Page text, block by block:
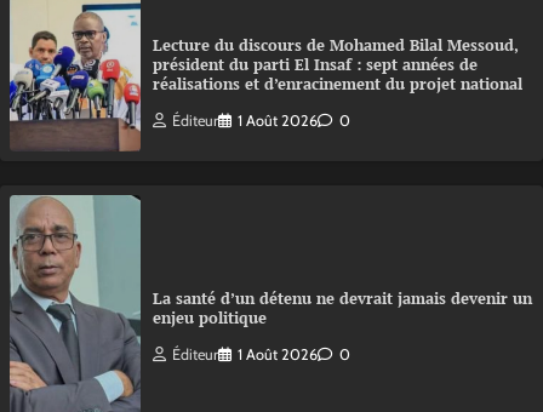
Lecture du discours de Mohamed Bilal Messoud,
président du parti El Insaf : sept années de
réalisations et d’enracinement du projet national
Éditeur 1 Août 2026 0
La santé d’un détenu ne devrait jamais devenir un
enjeu politique
Éditeur 1 Août 2026 0